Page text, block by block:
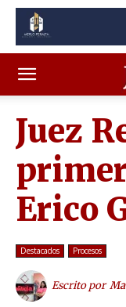
Juez
Erico
Destacados Procesos
Escrito por